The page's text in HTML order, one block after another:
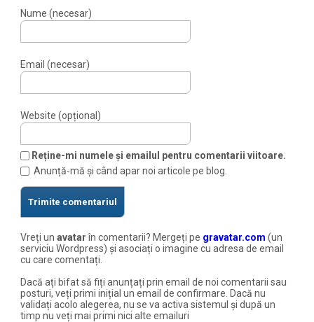
Nume (necesar)
Email (necesar)
Website (opțional)
Reține-mi numele și emailul pentru comentarii viitoare.
Anunță-mă și când apar noi articole pe blog.
Vreți unavatarîn comentarii? Mergeți pe gravatar.com (un
serviciu Wordpress) și asociați o imagine cu adresa de email
cu care comentați.
Dacă ați bifat să fiți anunțați prin email de noi comentarii sau
posturi, veți primi inițial un email de confirmare. Dacă nu
validați acolo alegerea, nu se va activa sistemul și după un
timp nu veți mai primi nici alte emailuri